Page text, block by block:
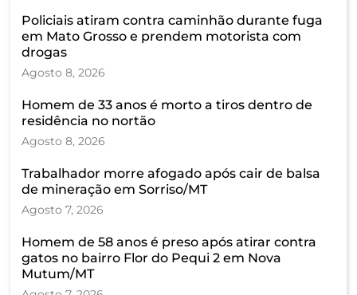
Policiais atiram contra caminhão durante fuga
em Mato Grosso e prendem motorista com
drogas
Agosto 8, 2026
Homem de 33 anos é morto a tiros dentro de
residência no nortão
Agosto 8, 2026
Trabalhador morre afogado após cair de balsa
de mineração em Sorriso/MT
Agosto 7, 2026
Homem de 58 anos é preso após atirar contra
gatos no bairro Flor do Pequi 2 em Nova
Mutum/MT